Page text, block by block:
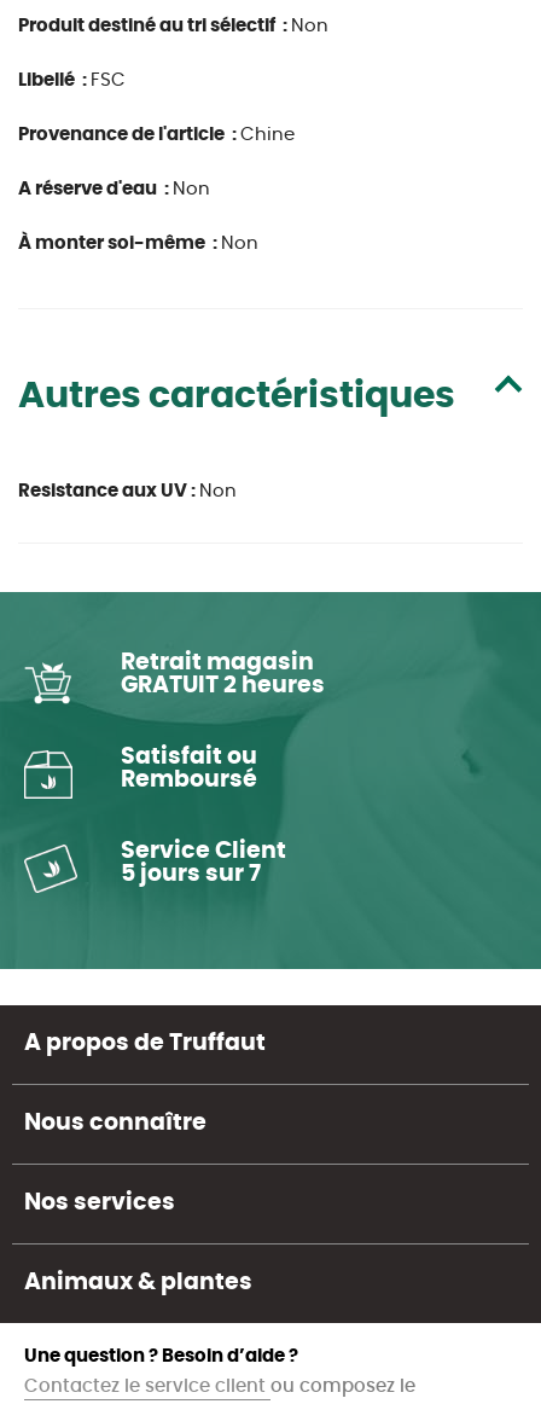
Produit destiné au tri sélectif : Non
Libellé : FSC
Provenance de l'article : Chine
A réserve d'eau : Non
À monter soi-même : Non
Autres caractéristiques
Resistance aux UV : Non
Retrait magasin
GRATUIT 2 heures
Satisfait ou
Remboursé
Service Client
5 jours sur 7
A propos de Truffaut
Nous connaître
Nos services
Animaux & plantes
Une question ? Besoin d’aide ?
Contactez le service client ou composez le